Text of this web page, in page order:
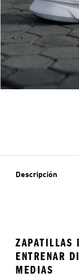
Descripción
ZAPATILLAS
ENTRENAR
MEDIAS